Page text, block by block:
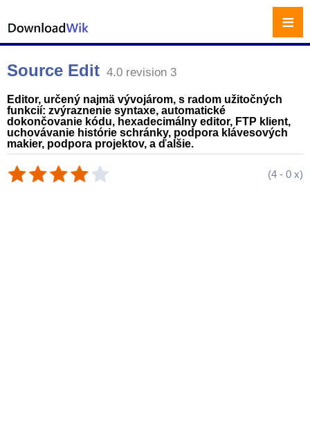
Source Edit 4.0 revision 3
Editor, určený najmä vývojárom, s radom užitočných
funkcií: zvýraznenie syntaxe, automatické
dokončovanie kódu, hexadecimálny editor, FTP klient,
uchovávanie histórie schránky, podpora klávesových
makier, podpora projektov, a ďalšie.
(4 - 0 x)
≡